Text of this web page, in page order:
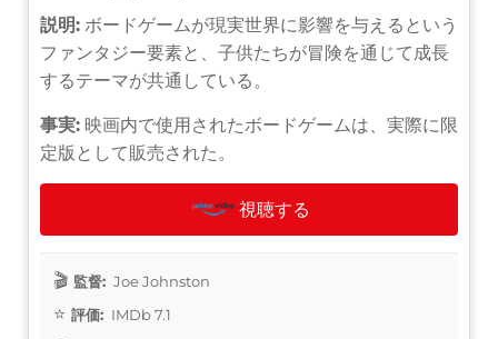
説明: ボードゲームが現実世界に影響を与えるという
ファンタジー要素と、子供たちが冒険を通じて成長
するテーマが共通している。
事実: 映画内で使用されたボードゲームは、実際に限
定版として販売された。
視聴する
監督: Joe Johnston
評価: IMDb 7.1